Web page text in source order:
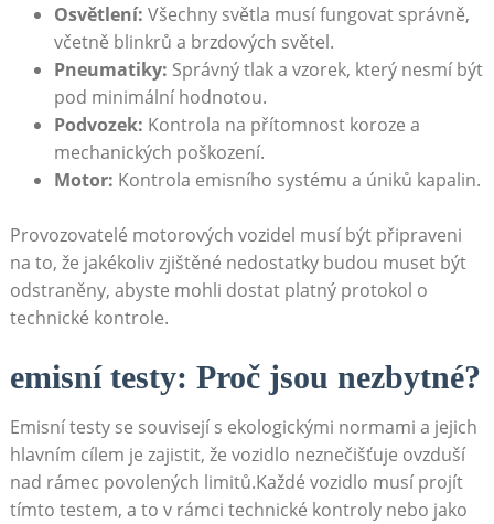
Osvětlení: Všechny světla musí ‌fungovat‍ správně,
včetně blinkrů a brzdových⁣ světel.
Pneumatiky: ​Správný ⁣tlak⁢ a vzorek, který‍ nesmí být
pod minimální hodnotou.
Podvozek: ⁤Kontrola na ⁢přítomnost koroze a
mechanických poškození.
Motor: Kontrola emisního‍ systému a úniků kapalin.
Provozovatelé motorových vozidel ​musí⁤ být ‍připraveni​
na to, že jakékoliv zjištěné nedostatky ‍budou muset⁣ být
odstraněny, abyste mohli‌ dostat platný ‍protokol o
technické kontrole.
emisní testy: ‍Proč jsou nezbytné?
Emisní‍ testy se souvisejí s ekologickými normami a jejich
hlavním cílem ⁢je zajistit,⁢ že ‍vozidlo neznečišťuje ovzduší
nad rámec povolených limitů.Každé‌ vozidlo ⁣musí projít
tímto testem, a‍ to v rámci technické‍ kontroly‍ nebo jako ​